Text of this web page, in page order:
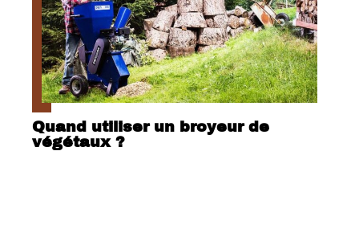
Quand utiliser un broyeur de
végétaux ?